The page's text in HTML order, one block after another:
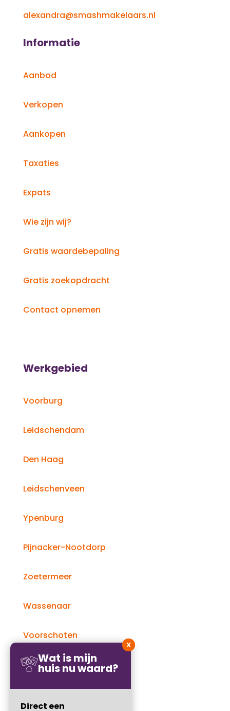
alexandra@smashmakelaars.nl
Informatie
Aanbod
Verkopen
Aankopen
Taxaties
Expats
Wie zijn wij?
Gratis waardebepaling
Gratis zoekopdracht
Contact opnemen
Werkgebied
Voorburg
Leidschendam
Den Haag
Leidschenveen
Ypenburg
Pijnacker-Nootdorp
Zoetermeer
Wassenaar
Voorschoten
RijswijkWat is mijn
huis nu waard?
Direct een
X